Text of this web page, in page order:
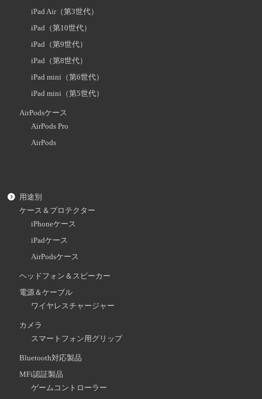
iPad Air（第3世代）
iPad（第10世代）
iPad（第9世代）
iPad（第8世代）
iPad mini（第6世代）
iPad mini（第5世代）
AirPodsケース
AirPods Pro
AirPods
用途別
ケース＆プロテクター
iPhoneケース
iPadケース
AirPodsケース
ヘッドフォン＆スピーカー
電源＆ケーブル
ワイヤレスチャージャー
カメラ
スマートフォン用グリップ
Bluetooth対応製品
MFi認証製品
ゲームコントローラー